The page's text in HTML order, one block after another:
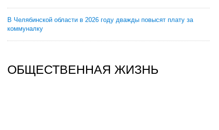
В Челябинской области в 2026 году дважды повысят плату за
коммуналку
ОБЩЕСТВЕННАЯ ЖИЗНЬ